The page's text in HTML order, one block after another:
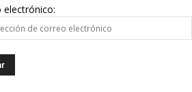
electrónico: